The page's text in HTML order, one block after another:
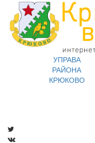
УПРАВА
РАЙОНА
КРЮКОВО